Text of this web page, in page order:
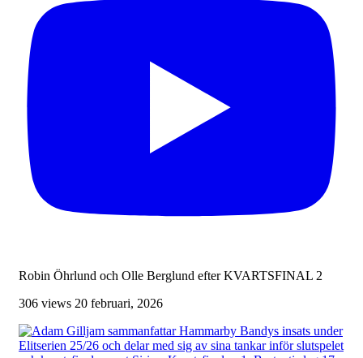
Robin Öhrlund och Olle Berglund efter KVARTSFINAL 2
306 views 20 februari, 2026